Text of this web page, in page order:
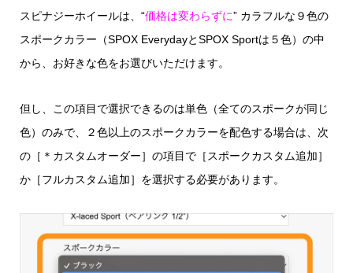
スピナジーホイールは、“価格は変わらずに” カラフルな９色の
スポークカラー（SPOX EverydayとSPOX Sportは５色）の中
から、お好きな色をお選びいただけます。
但し、この項目で選択できるのは単色（全てのスポークが同じ
色）のみで、２色以上のスポークカラーを配色する場合は、次
の［＊カスタムオーダー］の項目で［スポークカスタム追加］
か［フルカスタム追加］を選択する必要があります。